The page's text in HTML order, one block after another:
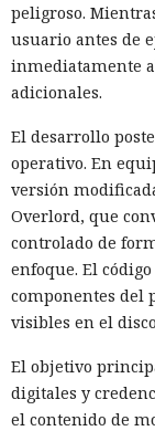
peligroso.
usuario antes de
inmediatamente
adicionales.
El desarrollo
operativo. En
versión
Overlord, que
controlado de
enfoque. El
componentes del
visibles en el
El objetivo
digitales y
el contenido de